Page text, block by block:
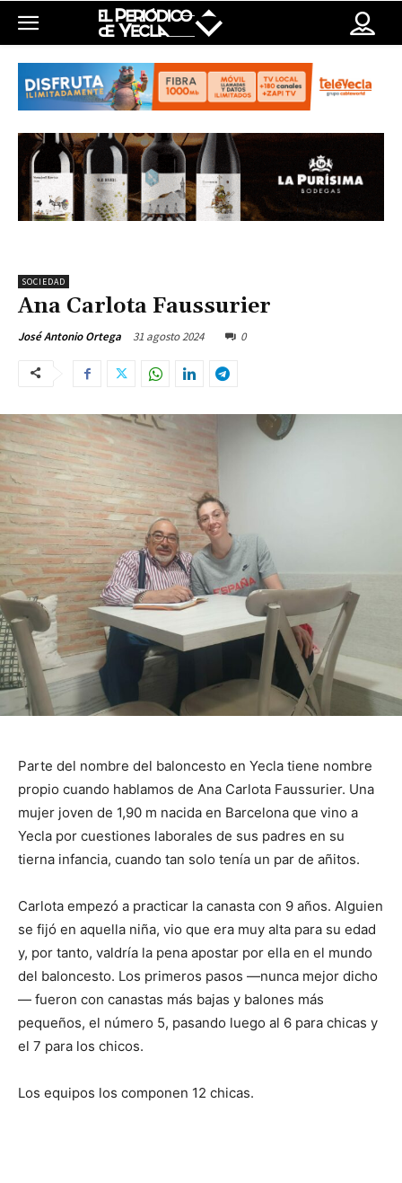
SOCIEDAD
Ana Carlota Faussurier
José Antonio Ortega 31 agosto 2024 0
Parte del nombre del baloncesto en Yecla tiene nombre
propio cuando hablamos de Ana Carlota Faussurier. Una
mujer joven de 1,90 m nacida en Barcelona que vino a
Yecla por cuestiones laborales de sus padres en su
tierna infancia, cuando tan solo tenía un par de añitos.
Carlota empezó a practicar la canasta con 9 años. Alguien
se fijó en aquella niña, vio que era muy alta para su edad
y, por tanto, valdría la pena apostar por ella en el mundo
del baloncesto. Los primeros pasos —nunca mejor dicho
— fueron con canastas más bajas y balones más
pequeños, el número 5, pasando luego al 6 para chicas y
el 7 para los chicos.
Los equipos los componen 12 chicas.